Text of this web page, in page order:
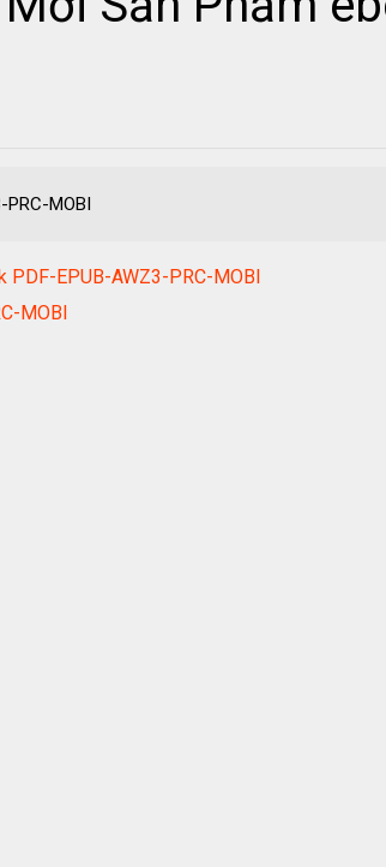
MOBI
EPUB-AWZ3-PRC-MOBI
MOBI